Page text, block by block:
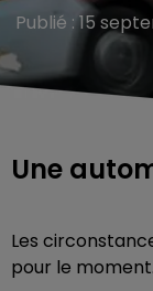
Publié : 15
Une
Les
pour le moment.